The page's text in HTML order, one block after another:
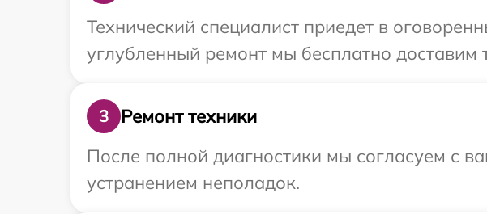
Технический специалист приедет в
углубленный ремонт мы бесплатно доставим
3
Ремонт техники
После полной диагностики мы согласуем с
устранением неполадок.